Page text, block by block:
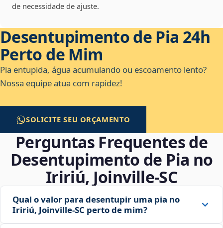
de necessidade de ajuste.
Desentupimento de Pia 24h
Perto de Mim
Pia entupida, água acumulando ou escoamento lento?
Nossa equipe atua com rapidez!
SOLICITE SEU ORÇAMENTO
Perguntas Frequentes de
Desentupimento de Pia no
Iririú, Joinville‑SC
Qual o valor para desentupir uma pia no
Iririú, Joinville‑SC perto de mim?